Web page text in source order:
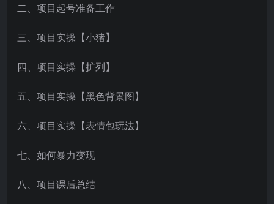
二、项目起号准备工作
三、项目实操【小猪】
四、项目实操【扩列】
五、项目实操【黑色背景图】
六、项目实操【表情包玩法】
七、如何暴力变现
八、项目课后总结